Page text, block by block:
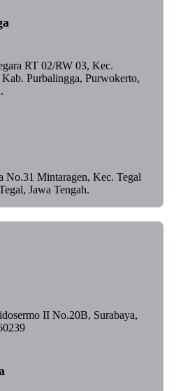
RT 02/RW 03, Kec.
Kab. Purbalingga, Purwokerto,
No.31 Mintaragen, Kec. Tegal
Jawa Tengah.
II No.20B, Surabaya,